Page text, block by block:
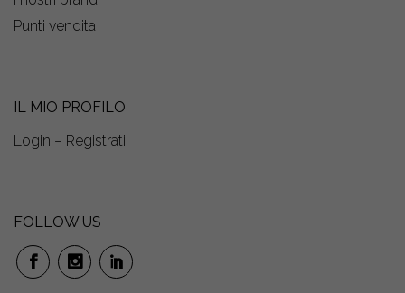
Punti vendita
IL MIO PROFILO
Login – Registrati
FOLLOW US